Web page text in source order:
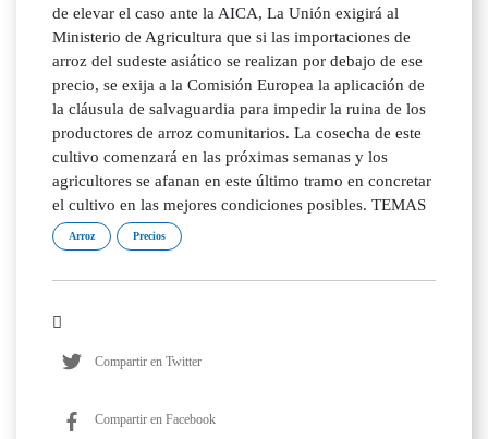
de elevar el caso ante la AICA, La Unión exigirá al
Ministerio de Agricultura que si las importaciones de
arroz del sudeste asiático se realizan por debajo de ese
precio, se exija a la Comisión Europea la aplicación de
la cláusula de salvaguardia para impedir la ruina de los
productores de arroz comunitarios. La cosecha de este
cultivo comenzará en las próximas semanas y los
agricultores se afanan en este último tramo en concretar
el cultivo en las mejores condiciones posibles. TEMAS
Arroz Precios
Compartir en Twitter
Compartir en Facebook